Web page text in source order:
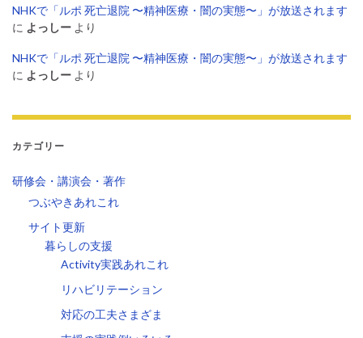
NHKで「ルポ 死亡退院 〜精神医療・闇の実態〜」が放送されます
に よっしー より
NHKで「ルポ 死亡退院 〜精神医療・闇の実態〜」が放送されます
に よっしー より
カテゴリー
研修会・講演会・著作
つぶやきあれこれ
サイト更新
暮らしの支援
Activity実践あれこれ
リハビリテーション
対応の工夫さまざま